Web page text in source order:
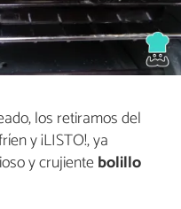
los retiramos del
y ¡LISTO!, ya
y crujientebolillo